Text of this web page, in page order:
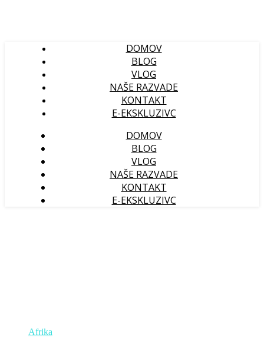
DOMOV
BLOG
VLOG
NAŠE RAZVADE
KONTAKT
E-EKSKLUZIVC
DOMOV
BLOG
VLOG
NAŠE RAZVADE
KONTAKT
E-EKSKLUZIVC
Afrika